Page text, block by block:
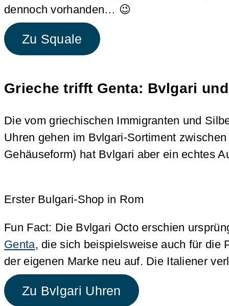
dennoch vorhanden… 😉
Zu Squale
Grieche trifft Genta: Bvlgari
Die vom griechischen Immigranten und
Uhren gehen im Bvlgari-Sortiment
Gehäuseform) hat Bvlgari aber ein echtes
Erster Bulgari-Shop in Rom
Fun Fact: Die Bvlgari Octo erschien
Genta, die sich beispielsweise auch für die
der eigenen Marke neu auf. Die Italiener
Zu Bvlgari Uhren